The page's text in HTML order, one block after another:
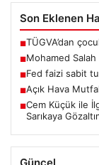
Son Eklenen
■TÜGVA’dan
■Mohamed Salah
■Fed faizi sabit
■Açık Hava
■Cem Küçük ile
Sarıkaya